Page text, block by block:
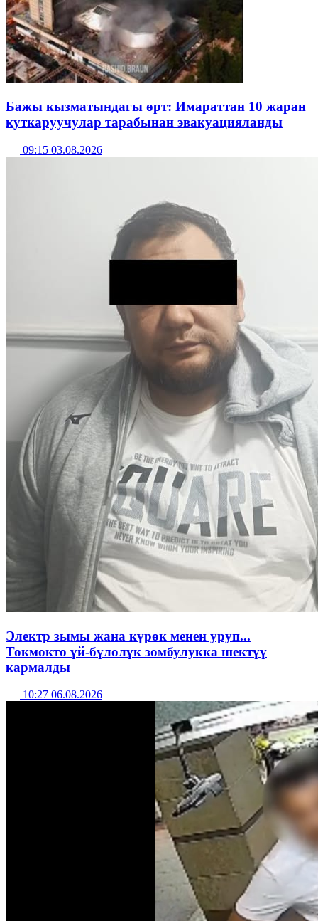
Бажы кызматындагы өрт: Имараттан 10 жаран
куткаруучулар тарабынан эвакуацияланды
09:15 03.08.2026
Электр зымы жана күрөк менен уруп...
Токмокто үй-бүлөлүк зомбулукка шектүү
кармалды
10:27 06.08.2026